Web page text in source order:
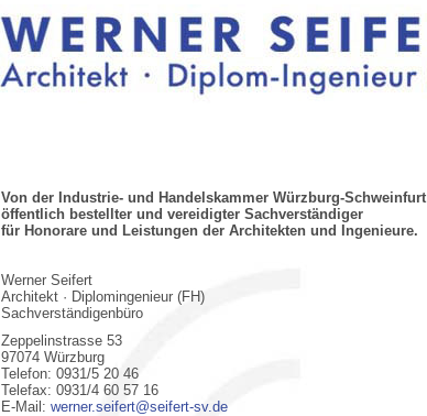
Von der Industrie- und Handelskammer Würzburg-Schweinfurt
öffentlich bestellter und vereidigter Sachverständiger
für Honorare und Leistungen der Architekten und Ingenieure.
Werner Seifert
Architekt · Diplomingenieur (FH)
Sachverständigenbüro
Zeppelinstrasse 53
97074 Würzburg
Telefon: 0931/5 20 46
Telefax: 0931/4 60 57 16
E-Mail: werner.seifert@seifert-sv.de